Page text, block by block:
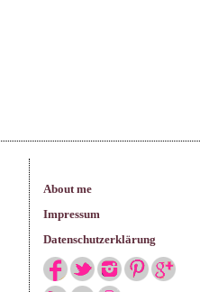
About me
Impressum
Datenschutzerklärung